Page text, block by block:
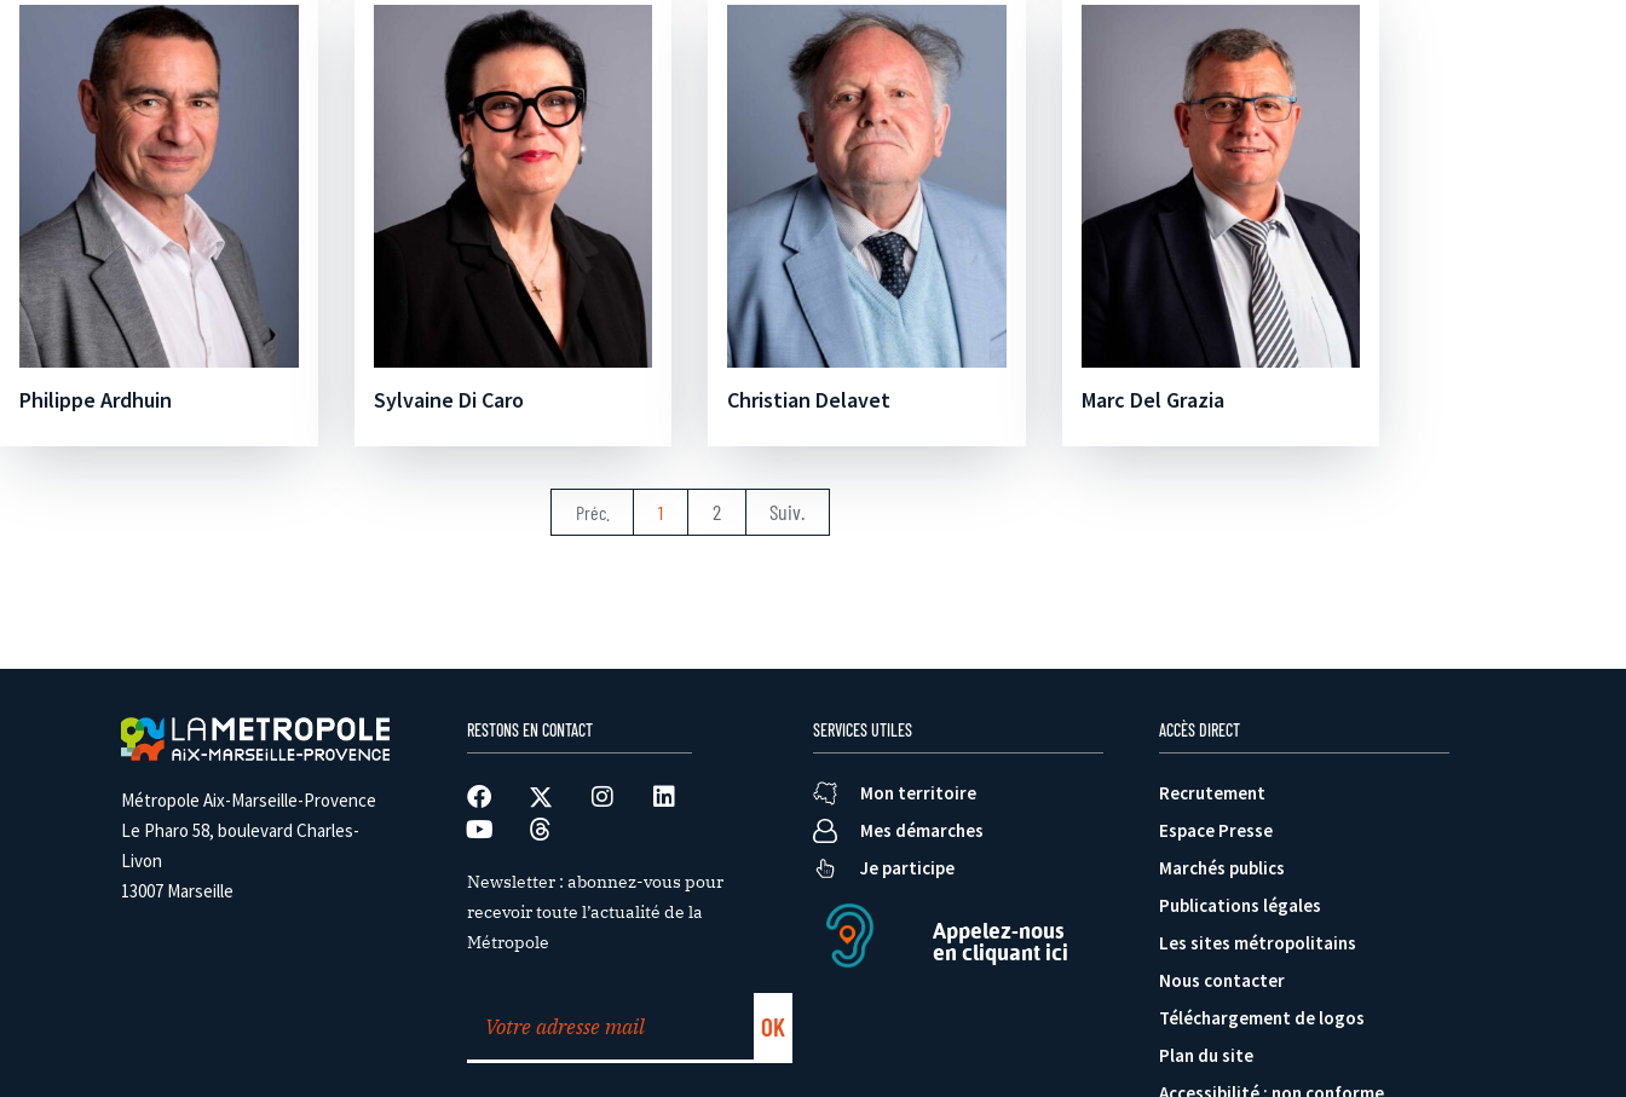
Philippe Ardhuin Sylvaine Di Caro Christian Delavet Marc Del Grazia
Préc. 1 2 Suiv.
Métropole Aix-Marseille-Provence
Le Pharo 58, boulevard Charles-
Livon
13007 Marseille
RESTONS EN CONTACT
Newsletter : abonnez-vous pour
recevoir toute l’actualité de la
Métropole
SERVICES UTILES
Mon territoire
Mes démarches
Je participe
Appelez-nous
en cliquant ici
ACCÈS DIRECT
Recrutement
Espace Presse
Marchés publics
Publications légales
Les sites métropolitains
Nous contacter
Téléchargement de logos
Plan du site